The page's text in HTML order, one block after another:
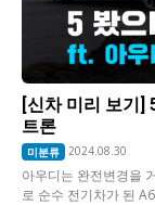
[신차 미리 보기]
트론
미분류 2024.08.30
아우디는 완전변경을
로 순수 전기차가 된